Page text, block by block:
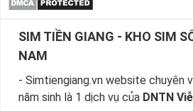
SIM TIỀN GIANG - KHO SIM
NAM
- Simtiengiang.vn website chuyên
năm sinh là 1 dịch vụ của DNTN